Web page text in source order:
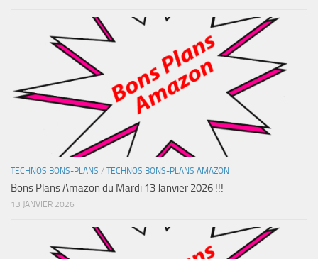
TECHNOS BONS-PLANS / TECHNOS BONS-PLANS AMAZON
Bons Plans Amazon du Mardi 13 Janvier 2026 !!!
13 JANVIER 2026